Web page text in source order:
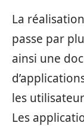
La
passe par
ainsi une
les
Les